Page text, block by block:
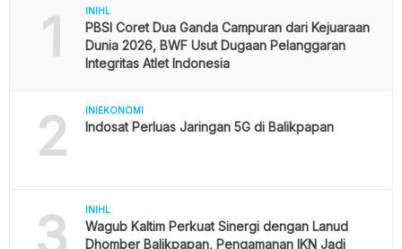
1 INIHL
PBSI Coret Dua Ganda Campuran dari Kejuaraan
Dunia 2026, BWF Usut Dugaan Pelanggaran
Integritas Atlet Indonesia
2 INIEKONOMI
Indosat Perluas Jaringan 5G di Balikpapan
3 INIHL
Wagub Kaltim Perkuat Sinergi dengan Lanud
Dhomber Balikpapan, Pengamanan IKN Jadi